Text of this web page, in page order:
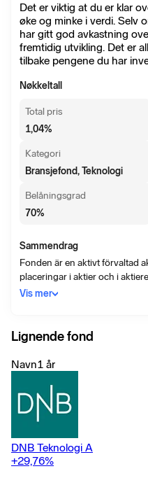
Det er viktig at du er klar
øke og minke i verdi. Selv
har gitt god avkastning
fremtidig utvikling. Det er
tilbake pengene du har
Nøkkeltall
Total pris
1,04%
Kategori
Bransjefond, Teknologi
Belåningsgrad
70%
Sammendrag
Fonden är en aktivt förvaltad
placeringar i aktier och i
utgivna av bolag vars
Mixed Reality, Rymdteknologi,
intelligens. Målsättningen är
femårsperiod ska överträffa sitt
Vis mer
Lignende fond
Navn1 år
DNB Teknologi A
+29,76%